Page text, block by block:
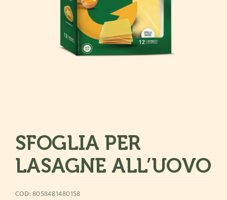
SFOGLIA PER
LASAGNE ALL’UOVO
COD: 8058481480158